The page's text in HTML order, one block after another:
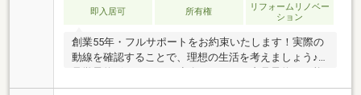
即入居可 所有権
リフォームリノベー
ション
創業55年・フルサポートをお約束いたします！実際の
動線を確認することで、理想の生活を考えましょう♪
見学予約ボタンより、連絡不要ですぐ内見予約が可能
です・物件おすすめポイント・□大画面ＴＶも余裕、